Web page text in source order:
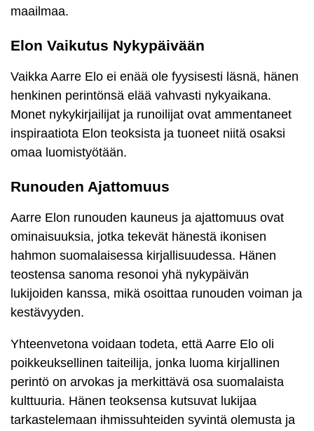
maailmaa.
Elon Vaikutus Nykypäivään
Vaikka Aarre Elo ei enää ole fyysisesti läsnä, hänen
henkinen perintönsä elää vahvasti nykyaikana.
Monet nykykirjailijat ja runoilijat ovat ammentaneet
inspiraatiota Elon teoksista ja tuoneet niitä osaksi
omaa luomistyötään.
Runouden Ajattomuus
Aarre Elon runouden kauneus ja ajattomuus ovat
ominaisuuksia, jotka tekevät hänestä ikonisen
hahmon suomalaisessa kirjallisuudessa. Hänen
teostensa sanoma resonoi yhä nykypäivän
lukijoiden kanssa, mikä osoittaa runouden voiman ja
kestävyyden.
Yhteenvetona voidaan todeta, että Aarre Elo oli
poikkeuksellinen taiteilija, jonka luoma kirjallinen
perintö on arvokas ja merkittävä osa suomalaista
kulttuuria. Hänen teoksensa kutsuvat lukijaa
tarkastelemaan ihmissuhteiden syvintä olemusta ja